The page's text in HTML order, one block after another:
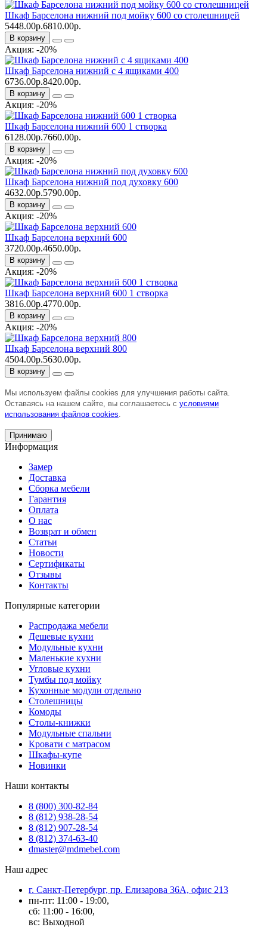
Шкаф Барселона нижний под мойку 600 со столешницей
5448.00р.6810.00р.
В корзину
Акция: -20%
Шкаф Барселона нижний с 4 ящиками 400
6736.00р.8420.00р.
В корзину
Акция: -20%
Шкаф Барселона нижний 600 1 створка
6128.00р.7660.00р.
В корзину
Акция: -20%
Шкаф Барселона нижний под духовку 600
4632.00р.5790.00р.
В корзину
Акция: -20%
Шкаф Барселона верхний 600
3720.00р.4650.00р.
В корзину
Акция: -20%
Шкаф Барселона верхний 600 1 створка
3816.00р.4770.00р.
В корзину
Акция: -20%
Шкаф Барселона верхний 800
4504.00р.5630.00р.
В корзину
Мы используем файлы cookies для улучшения работы сайта.
Оставаясь на нашем сайте, вы соглашаетесь с условиями
использования файлов cookies.
Принимаю
Информация
Замер
Доставка
Сборка мебели
Гарантия
Оплата
О нас
Возврат и обмен
Статьи
Новости
Сертификаты
Отзывы
Контакты
Популярные категории
Распродажа мебели
Дешевые кухни
Модульные кухни
Маленькие кухни
Угловые кухни
Тумбы под мойку
Кухонные модули отдельно
Столешницы
Комоды
Столы-книжки
Модульные спальни
Кровати с матрасом
Шкафы-купе
Новинки
Наши контакты
8 (800) 300-82-84
8 (812) 938-28-54
8 (812) 907-28-54
8 (812) 374-63-40
dmaster@mdmebel.com
Наш адрес
г. Санкт-Петербург, пр. Елизарова 36А, офис 213
пн-пт: 11:00 - 19:00,
сб: 11:00 - 16:00,
вс: Выходной